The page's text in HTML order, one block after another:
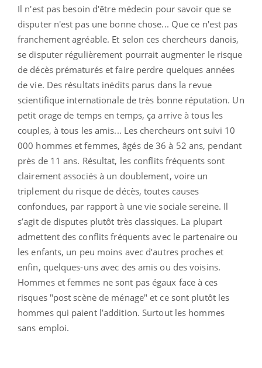
Il n'est pas besoin d'être médecin pour savoir que se
disputer n'est pas une bonne chose... Que ce n'est pas
franchement agréable. Et selon ces chercheurs danois,
se disputer régulièrement pourrait augmenter le risque
de décès prématurés et faire perdre quelques années
de vie. Des résultats inédits parus dans la revue
scientifique internationale de très bonne réputation. Un
petit orage de temps en temps, ça arrive à tous les
couples, à tous les amis... Les chercheurs ont suivi 10
000 hommes et femmes, âgés de 36 à 52 ans, pendant
près de 11 ans. Résultat, les conflits fréquents sont
clairement associés à un doublement, voire un
triplement du risque de décès, toutes causes
confondues, par rapport à une vie sociale sereine. Il
s’agit de disputes plutôt très classiques. La plupart
admettent des conflits fréquents avec le partenaire ou
les enfants, un peu moins avec d’autres proches et
enfin, quelques-uns avec des amis ou des voisins.
Hommes et femmes ne sont pas égaux face à ces
risques "post scène de ménage" et ce sont plutôt les
hommes qui paient l’addition. Surtout les hommes
sans emploi.